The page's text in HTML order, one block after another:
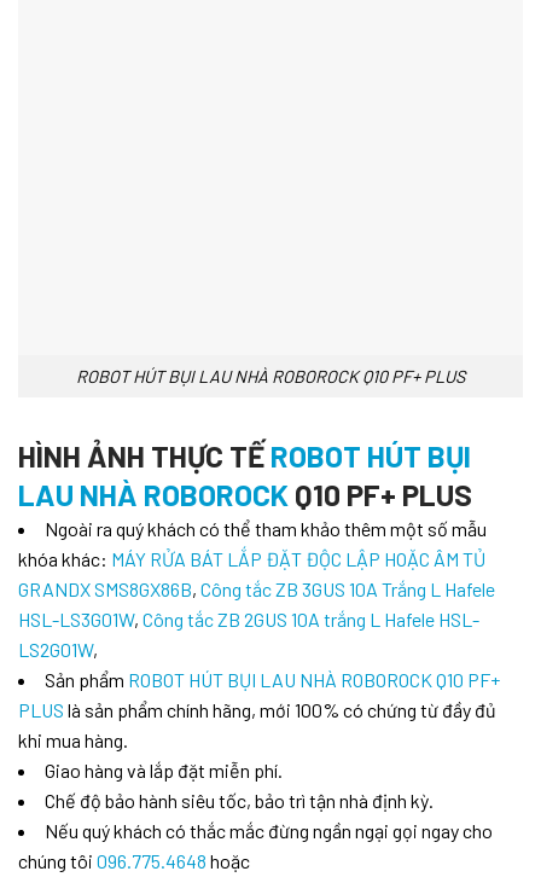
ROBOT HÚT BỤI LAU NHÀ ROBOROCK Q10 PF+ PLUS
HÌNH ẢNH THỰC TẾ ROBOT HÚT BỤI
LAU NHÀ ROBOROCK Q10 PF+ PLUS
Ngoài ra quý khách có thể tham khảo thêm một số mẫu
khóa khác: MÁY RỬA BÁT LẮP ĐẶT ĐỘC LẬP HOẶC ÂM TỦ
GRANDX SMS8GX86B, Công tắc ZB 3GUS 10A Trắng L Hafele
HSL-LS3G01W, Công tắc ZB 2GUS 10A trắng L Hafele HSL-
LS2G01W,
Sản phẩm ROBOT HÚT BỤI LAU NHÀ ROBOROCK Q10 PF+
PLUS là sản phẩm chính hãng, mới 100% có chứng từ đầy đủ
khi mua hàng.
Giao hàng và lắp đặt miễn phí.
Chế độ bảo hành siêu tốc, bảo trì tận nhà định kỳ.
Nếu quý khách có thắc mắc đừng ngần ngại gọi ngay cho
chúng tôi 096.775.4648 hoặc